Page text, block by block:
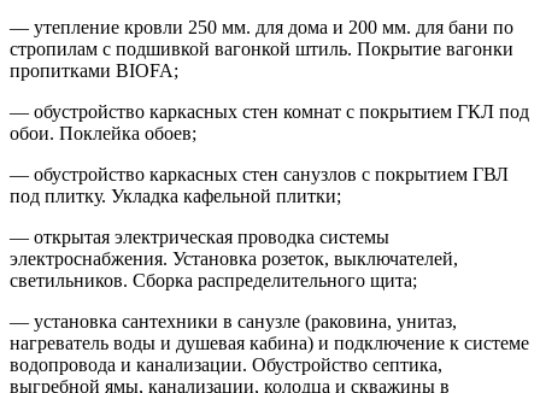
— утепление кровли 250 мм. для дома и 200 мм. для бани по
стропилам с подшивкой вагонкой штиль. Покрытие вагонки
пропитками BIOFA;
— обустройство каркасных стен комнат с покрытием ГКЛ под
обои. Поклейка обоев;
— обустройство каркасных стен санузлов с покрытием ГВЛ
под плитку. Укладка кафельной плитки;
— открытая электрическая проводка системы
электроснабжения. Установка розеток, выключателей,
светильников. Сборка распределительного щита;
— установка сантехники в санузле (раковина, унитаз,
нагреватель воды и душевая кабина) и подключение к системе
водопровода и канализации. Обустройство септика,
выгребной ямы, канализации, колодца и скважины в